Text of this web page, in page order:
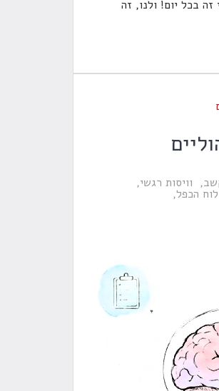
בכל יום! ולנו, זה
וויסות רגשי
הכפל